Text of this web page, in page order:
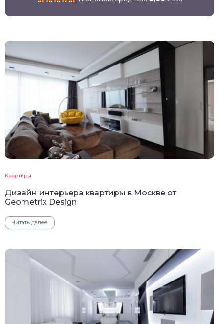
Квартиры
Дизайн интерьера квартиры в Москве от
Geometrix Design
Читать далее